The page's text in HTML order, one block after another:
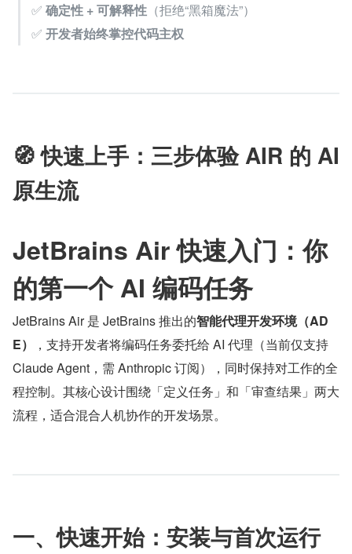
✅ 确定性 + 可解释性 （拒绝“黑箱魔法”）
✅ 开发者始终掌控代码主权
🧭 快速上手：三步体验 AIR 的 AI
原生流
JetBrains Air 快速入门：你
的第一个 AI 编码任务
JetBrains Air 是 JetBrains 推出的智能代理开发环境（AD
E）
，支持开发者将编码任务委托给 AI 代理（当前仅支持
Claude Agent，需 Anthropic 订阅），同时保持对工作的全
程控制。其核心设计围绕「定义任务」和「审查结果」两大
流程，适合混合人机协作的开发场景。
一、快速开始：安装与首次运行